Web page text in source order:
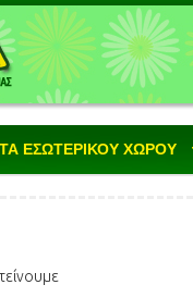
ΕΣΩΤΕΡΙΚΟΥ ΧΩΡΟΥ